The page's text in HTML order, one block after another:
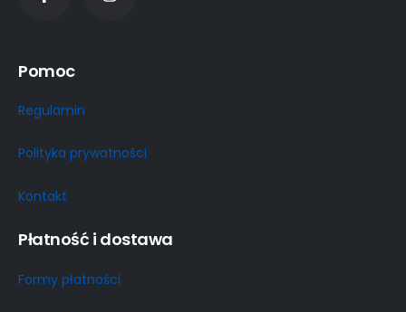
Pomoc
Regulamin
Polityka prywatności
Kontakt
Płatność i dostawa
Formy płatności